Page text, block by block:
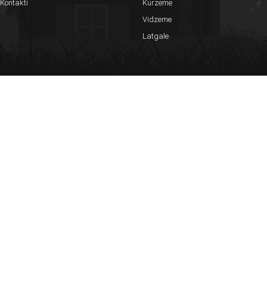
Kontakti
Kurzeme
Vidzeme
Latgale